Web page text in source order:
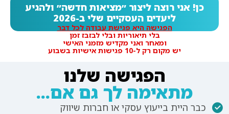
כן! אני רוצה ליצור ״מציאות חדשה״ ולהגיע
ליעדים העסקיים שלי ב-2026
הפגישה היא פגישת עבודה לכל דבר
בלי תיאוריות ובלי לבזבז זמן
ומאחר ואני מקדיש מזמני האישי
יש מקום רק ל-10 פגישות אישיות בשבוע
הפגישה שלנו
מתאימה לך גם אם...
כבר היית בייעוץ עסקי או חברות שיווק